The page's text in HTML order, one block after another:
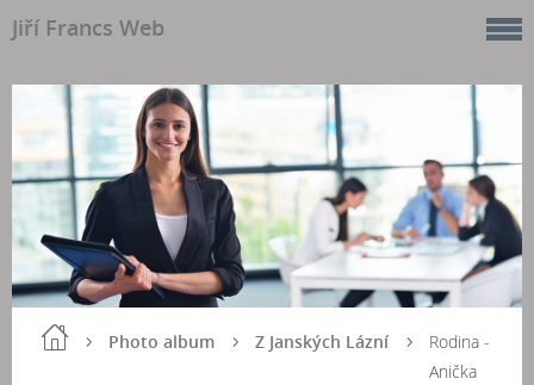
Jiří Francs Web
Photo album Z Janských Lázní
Rodina -
Anička